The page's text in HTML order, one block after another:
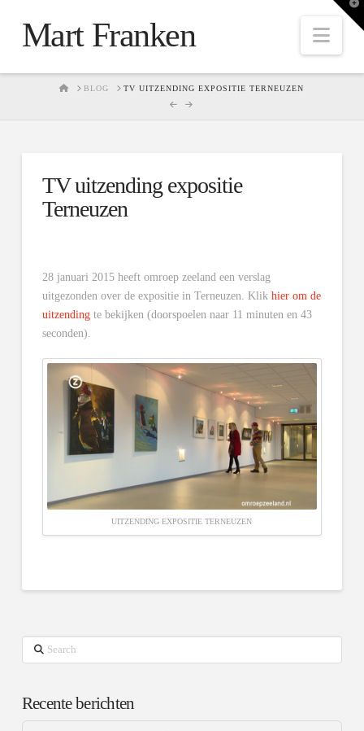
Mart Franken
HOMEBLOG TV UITZENDING EXPOSITIE TERNEUZEN
TV uitzending expositie
Terneuzen
28 januari 2015 heeft omroep zeeland een verslag
uitgezonden over de expositie in Terneuzen. Klik hier om de
uitzendingte bekijken (doorspoelen naar 11 minuten en 43
seconden).
UITZENDING EXPOSITIE TERNEUZEN
Search
Recente berichten